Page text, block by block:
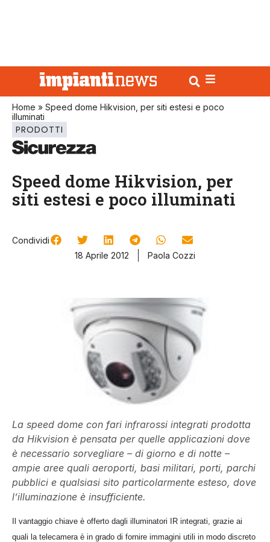
Home » Speed dome Hikvision, per siti estesi e poco
illuminati
PRODOTTI
Speed dome Hikvision, per
siti estesi e poco illuminati
Condividi
18 Aprile 2012
Paola Cozzi
La speed dome con fari infrarossi integrati prodotta
da Hikvision è pensata per quelle applicazioni dove
è necessario sorvegliare – di giorno e di notte –
ampie aree quali aeroporti, basi militari, porti, parchi
pubblici e qualsiasi sito particolarmente esteso, dove
l’illuminazione è insufficiente.
Il vantaggio chiave è offerto dagli illuminatori IR integrati, grazie ai
quali la telecamera è in grado di fornire immagini utili in modo discreto